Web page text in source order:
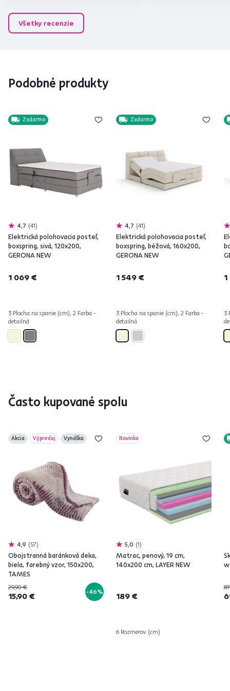
Všetky recenzie
Podobné produkty
Zadarmo
4,7 41
Elektrická polohovacia posteľ,
boxspring, sivá, 120x200,
GERONA NEW
1 069 €
3 Plocha na spanie (cm), 2 Farba -
detailná
Zadarmo
4,7 41
Elektrická polohovacia posteľ,
boxspring, béžová, 160x200,
GERONA NEW
1 549 €
3 Plocha na spanie (cm), 2 Farba -
detailná
3
Často kupované spolu
Akcia Výpredaj Vynáška
4,9 57
Obojstranná baránková deka,
biela, farebný vzor, 150x200,
TAMES
29,90 €
15,90 € -46%
Novinka
5,0 1
Matrac, penový, 19 cm,
140x200 cm, LAYER NEW
189 €
6 Rozmerov (cm)